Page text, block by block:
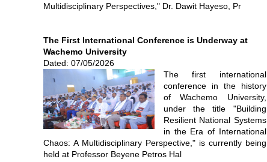
Multidisciplinary Perspectives," Dr. Dawit Hayeso, Pr
The First International Conference is Underway at
Wachemo University
Dated: 07/05/2026
The first international
conference in the history
of Wachemo University,
under the title "Building
Resilient National Systems
in the Era of International
Chaos: A Multidisciplinary Perspective," is currently being
held at Professor Beyene Petros Hal